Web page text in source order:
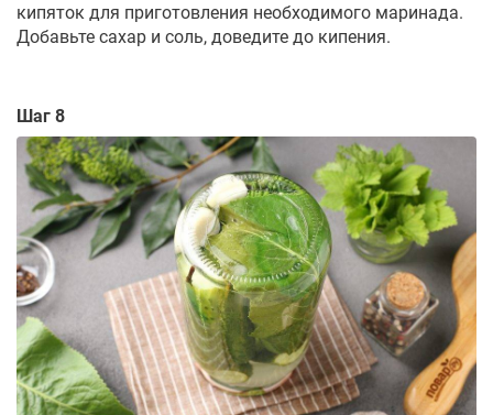
кипяток для приготовления необходимого маринада.
Добавьте сахар и соль, доведите до кипения.
Шаг 8